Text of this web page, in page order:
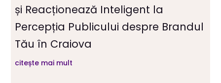
și Reacționează Inteligent la
Percepția Publicului despre Brandul
Tău în Craiova
citește mai mult